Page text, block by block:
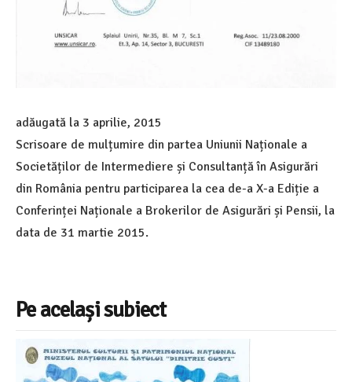
adăugată la 3 aprilie, 2015
Scrisoare de mulțumire din partea Uniunii Naționale a
Societăților de Intermediere și Consultanță în Asigurări
din România pentru participarea la cea de-a X-a Ediție a
Conferinței Naționale a Brokerilor de Asigurări și Pensii, la
data de 31 martie 2015.
Pe același subiect